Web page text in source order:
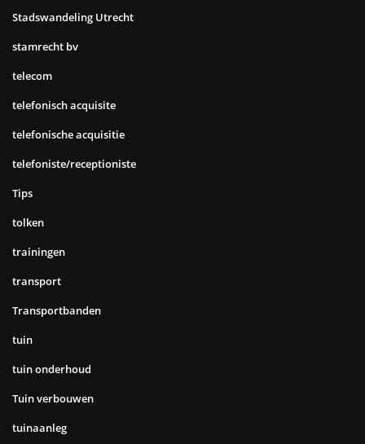
Stadswandeling Utrecht
stamrecht bv
telecom
telefonisch acquisite
telefonische acquisitie
telefoniste/receptioniste
Tips
tolken
trainingen
transport
Transportbanden
tuin
tuin onderhoud
Tuin verbouwen
tuinaanleg